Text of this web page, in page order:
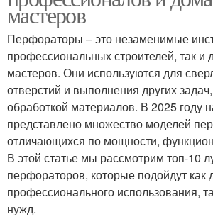
мастеров
Перфораторы – это незаменимые
профессиональных строителей, так
мастеров. Они используются для
отверстий и выполнения других
обработкой материалов. В 2025 году
представлено множество моделей
отличающихся по мощности,
В этой статье мы рассмотрим топ-10
перфораторов, которые подойдут как
профессионального использования,
нужд.